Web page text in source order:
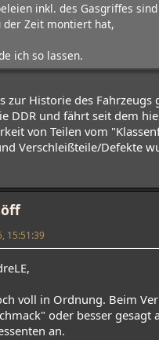
inkl. des Gasgriffes
der Zeit montiert hat,
ich so lassen.
zur Historie des
DDR und fährt seit dem
von Teilen vom
Verschleißteile/Defekte
15:51:39
voll in Ordnung. Beim
oder besser
an.